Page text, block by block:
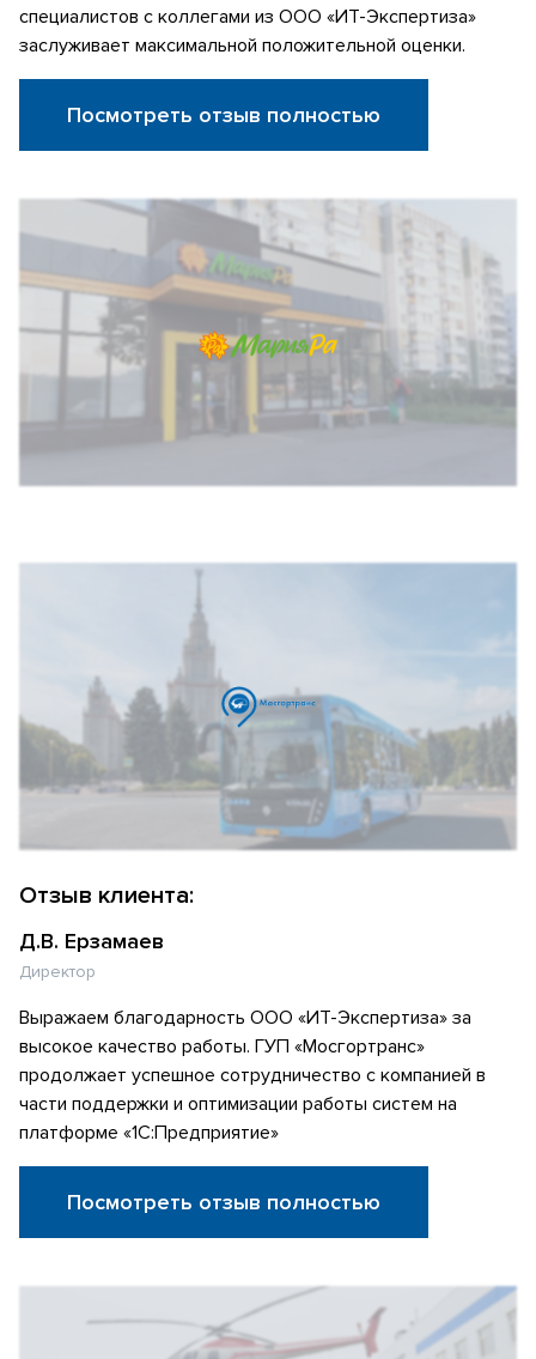
специалистов с коллегами из ООО «ИТ-Экспертиза»
заслуживает максимальной положительной оценки.
Посмотреть отзыв полностью
Отзыв клиента:
Д.В. Ерзамаев
Директор
Выражаем благодарность ООО «ИТ-Экспертиза» за
высокое качество работы. ГУП «Мосгортранс»
продолжает успешное сотрудничество с компанией в
части поддержки и оптимизации работы систем на
платформе «1С:Предприятие»
Посмотреть отзыв полностью